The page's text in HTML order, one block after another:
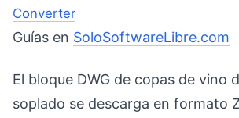
Converter
Guías en SoloSoftwareLibre.com
El bloque DWG de copas de vino
soplado se descarga en formato